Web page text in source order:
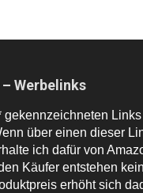
Werbelinks
gekennzeichneten
über einen dieser
ich dafür von
Käufer entstehen
erhöht sich